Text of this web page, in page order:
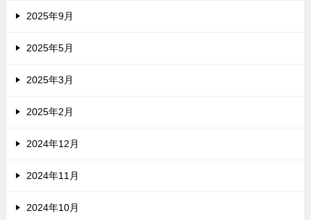
2025年9月
2025年5月
2025年3月
2025年2月
2024年12月
2024年11月
2024年10月